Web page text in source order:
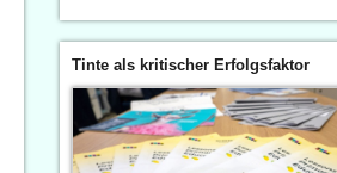
Tinte als kritischer Erfolgsfaktor